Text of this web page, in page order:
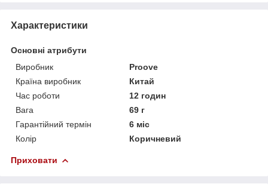
Характеристики
Основні атрибути
Виробник
Proove
Країна виробник
Китай
Час роботи
12 годин
Вага
69 г
Гарантійний термін
6 міс
Колір
Коричневий
Приховати